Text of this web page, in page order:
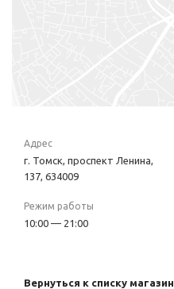
Адрес
г. Томск, проспект Ленина,
137, 634009
Режим работы
10:00 — 21:00
Вернуться к списку